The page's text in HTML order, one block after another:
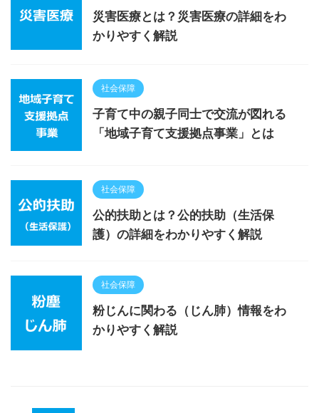
災害医療とは？災害医療の詳細をわ
かりやすく解説
社会保障
子育て中の親子同士で交流が図れる
「地域子育て支援拠点事業」とは
社会保障
公的扶助とは？公的扶助（生活保
護）の詳細をわかりやすく解説
社会保障
粉じんに関わる（じん肺）情報をわ
かりやすく解説